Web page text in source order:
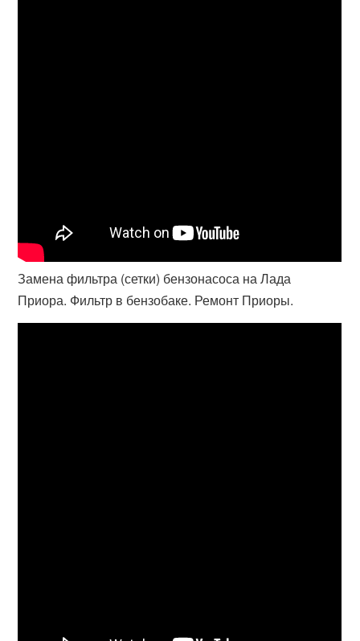
Замена фильтра (сетки) бензонасоса на Лада
Приора. Фильтр в бензобаке. Ремонт Приоры.